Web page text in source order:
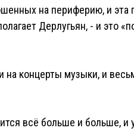
на периферию, и эта
Дерлугьян, - и это
на концерты музыки, и
всё больше и больше, и